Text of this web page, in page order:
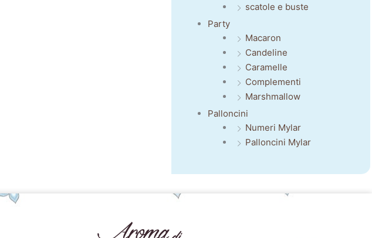
scatole e buste
Party
Macaron
Candeline
Caramelle
Complementi
Marshmallow
Palloncini
Numeri Mylar
Palloncini Mylar